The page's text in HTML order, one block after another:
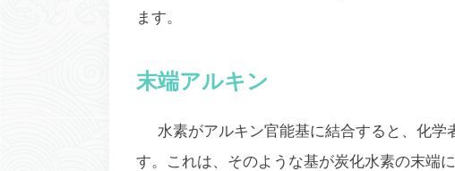
ます。
末端アルキン
水素がアルキン官能基に結合すると、化
す。これは、そのような基が炭化水素の末端